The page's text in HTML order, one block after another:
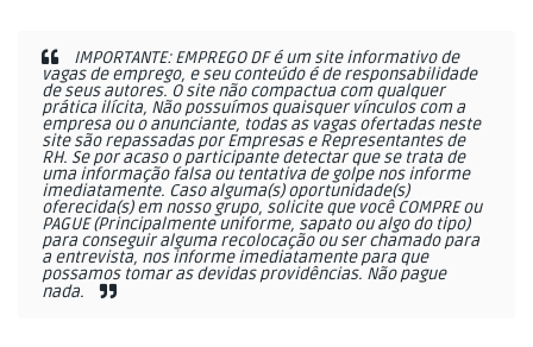
IMPORTANTE: EMPREGO DF é um site informativo de
vagas de emprego, e seu conteúdo é de responsabilidade
de seus autores. O site não compactua com qualquer
prática ilícita, Não possuímos quaisquer vínculos com a
empresa ou o anunciante, todas as vagas ofertadas neste
site são repassadas por Empresas e Representantes de
RH. Se por acaso o participante detectar que se trata de
uma informação falsa ou tentativa de golpe nos informe
imediatamente. Caso alguma(s) oportunidade(s)
oferecida(s) em nosso grupo, solicite que você COMPRE ou
PAGUE (Principalmente uniforme, sapato ou algo do tipo)
para conseguir alguma recolocação ou ser chamado para
a entrevista, nos informe imediatamente para que
possamos tomar as devidas providências. Não pague
nada.